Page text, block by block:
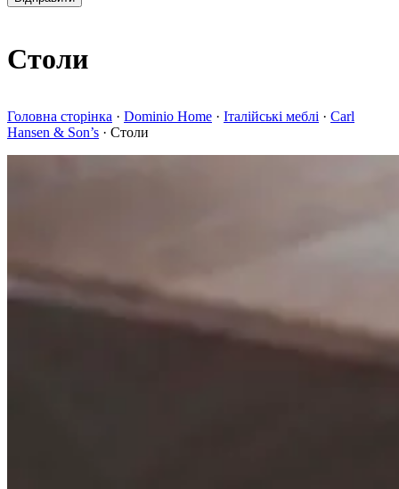
Столи
Головна сторінка · Dominio Home · Італійські меблі · Carl
Hansen & Son’s · Столи